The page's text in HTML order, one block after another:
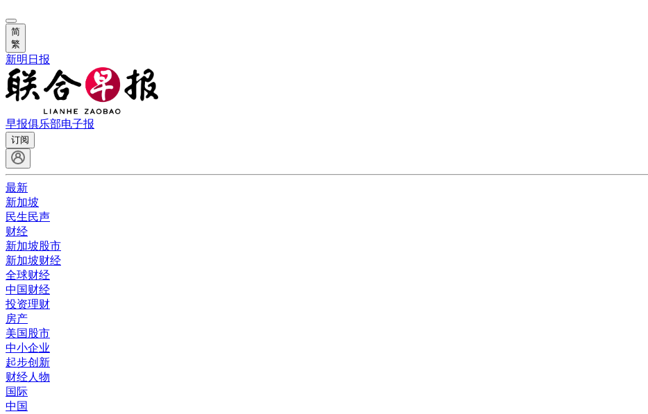
简
繁
新明日报
早报俱乐部电子报
订阅
最新
新加坡
民生民声
财经
新加坡股市
新加坡财经
全球财经
中国财经
投资理财
房产
美国股市
中小企业
起步创新
财经人物
国际
中国